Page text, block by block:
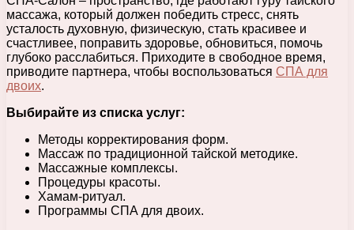
массажа, который должен победить стресс, снять
усталость духовную, физическую, стать красивее и
счастливее, поправить здоровье, обновиться, помочь
глубоко расслабиться. Приходите в свободное время,
приводите партнера, чтобы воспользоваться СПА для
двоих.
Выбирайте из списка услуг:
Методы корректирования форм.
Массаж по традиционной тайской методике.
Массажные комплексы.
Процедуры красоты.
Хамам-ритуал.
Программы СПА для двоих.